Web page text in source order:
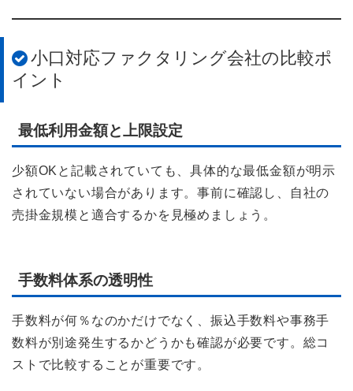
小口対応ファクタリング会社の比較ポ
イント
最低利用金額と上限設定
少額OKと記載されていても、具体的な最低金額が明示
されていない場合があります。事前に確認し、自社の
売掛金規模と適合するかを見極めましょう。
手数料体系の透明性
手数料が何％なのかだけでなく、振込手数料や事務手
数料が別途発生するかどうかも確認が必要です。総コ
ストで比較することが重要です。